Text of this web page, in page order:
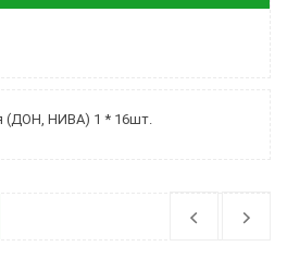
(ДОН, НИВА) 1 * 16шт.